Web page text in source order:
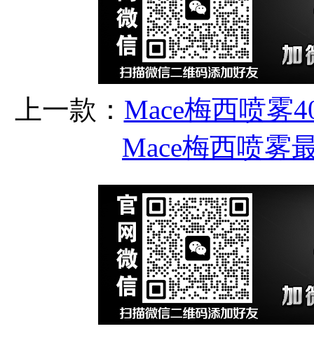
上一款： Mace梅西喷雾
Mace梅西喷雾